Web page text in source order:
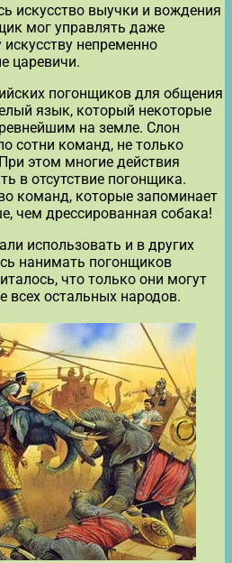
искусство выучки и вождения
мог управлять даже
непременно
царевичи.
погонщиков для общения
язык, который некоторые
на земле. Слон
сотни команд, не только
этом многие действия
в отсутствие погонщика.
команд, которые запоминает
чем дрессированная собака!
использовать и в других
нанимать погонщиков
что только они могут
всех остальных народов.